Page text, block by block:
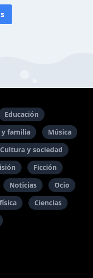
Educación
y familia
Música
Cultura y sociedad
Ficción
Noticias
Ocio
Ciencias